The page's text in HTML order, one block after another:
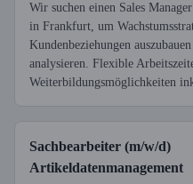
Wir suchen einen Sales
in Frankfurt, um
Kundenbeziehungen
analysieren. Flexible
Weiterbildungsmöglichkeiten
Sachbearbeiter (m/w/d)
Artikeldatenmanagement